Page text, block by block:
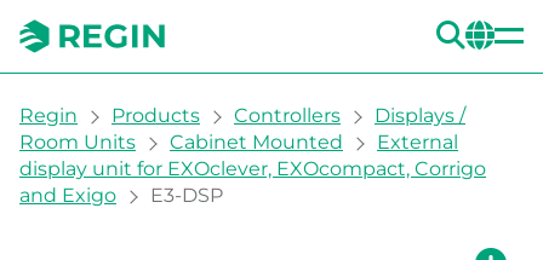
You are here:
Regin Products Controllers
Displays /
Room Units
Cabinet Mounted
External
display unit for EXOclever, EXOcompact, Corrigo
and Exigo
E3-DSP